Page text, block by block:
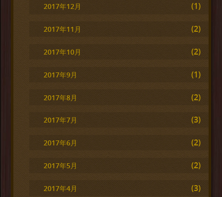
2017年12月 (1)
2017年11月 (2)
2017年10月 (2)
2017年9月 (1)
2017年8月 (2)
2017年7月 (3)
2017年6月 (2)
2017年5月 (2)
2017年4月 (3)